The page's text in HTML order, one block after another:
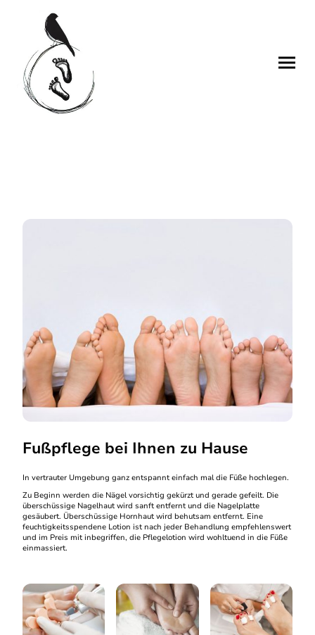
Fußpflege bei Ihnen zu Hause
In vertrauter Umgebung ganz entspannt einfach mal die Füße hochlegen.
Zu Beginn werden die Nägel vorsichtig gekürzt und gerade gefeilt. Die
überschüssige Nagelhaut wird sanft entfernt und die Nagelplatte
gesäubert. Überschüssige Hornhaut wird behutsam entfernt. Eine
feuchtigkeitsspendene Lotion ist nach jeder Behandlung empfehlenswert
und im Preis mit inbegriffen, die Pflegelotion wird wohltuend in die Füße
einmassiert.